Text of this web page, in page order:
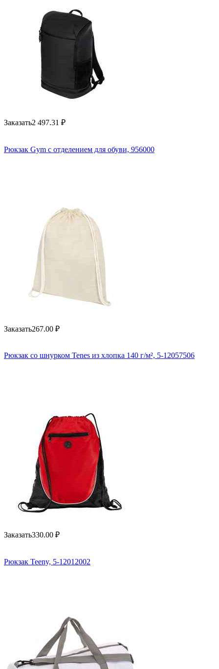
Заказать2 497.31 ₽
Рюкзак Gym с отделением для обуви, 956000
Заказать267.00 ₽
Рюкзак со шнурком Tenes из хлопка 140 г/м², 5-12057506
Заказать330.00 ₽
Рюкзак Teeny, 5-12012002